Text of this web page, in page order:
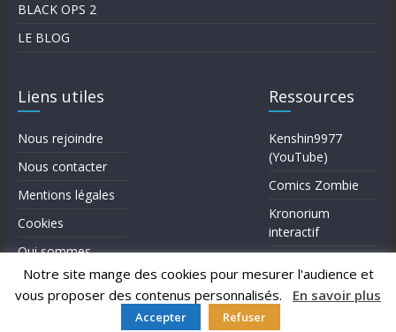
Notre site mange des cookies pour mesurer l'audience et
vous proposer des contenus personnalisés. En savoir plus
Accepter Refuser
BLACK OPS 2
LE BLOG
Liens utiles
Nous rejoindre
Nous contacter
Mentions légales
Cookies
Qui sommes-
nous?
Ressources
Kenshin9977
(YouTube)
Comics Zombie
Kronorium
interactif